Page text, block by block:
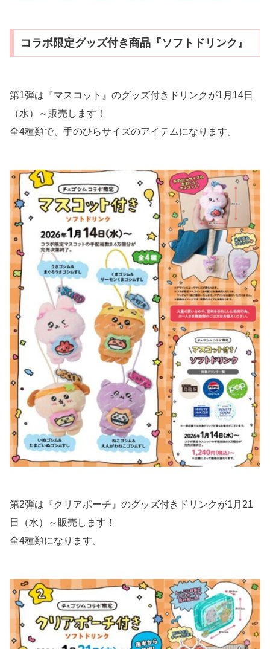
コラボ限定グッズ付き商品『ソフトドリンク』
第1弾は『マスコット』のグッズ付きドリンクが1月14日
（水）～販売します！
全4種類で、手のひらサイズのアイテムになります。
第2弾は『クリアポーチ』のグッズ付きドリンクが1月21
日（水）～販売します！
全4種類になります。